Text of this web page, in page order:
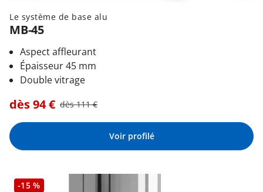
Le système de base alu
MB-45
Aspect affleurant
Épaisseur 45 mm
Double vitrage
dès94€ dès111€
Voir profilé
-15 %